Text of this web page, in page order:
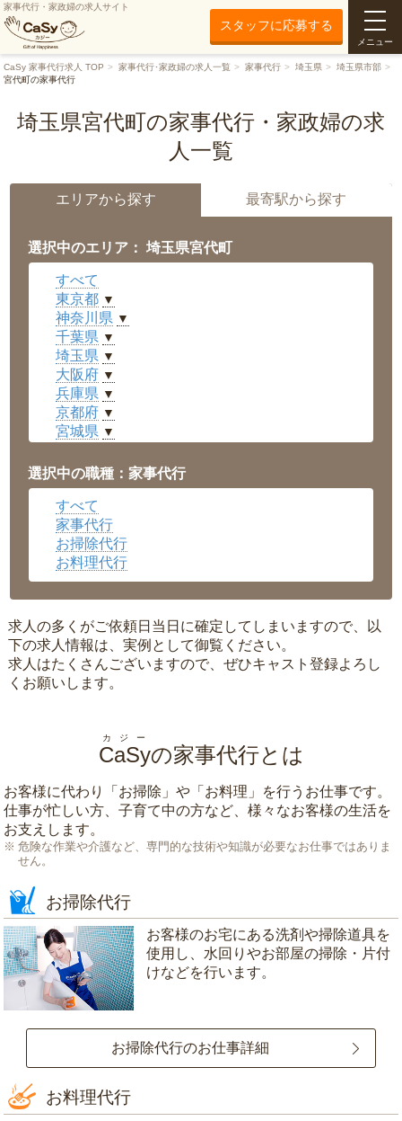
家事代行・家政婦の求人サイト
スタッフに応募する
メニュー
CaSy 家事代行求人 TOP 家事代行･家政婦の求人一覧 家事代行 埼玉県
埼玉県市部
宮代町の家事代行
埼玉県宮代町の家事代行・家政婦の求
人一覧
エリアから探す 最寄駅から探す
選択中のエリア： 埼玉県宮代町
すべて
東京都 ▼
神奈川県 ▼
千葉県 ▼
埼玉県 ▼
大阪府 ▼
兵庫県 ▼
京都府 ▼
宮城県 ▼
福井県 ▼
岡山県 ▼
広島県
沖縄県 ▼
選択中の職種：家事代行
すべて
家事代行
お掃除代行
お料理代行
求人の多くがご依頼日当日に確定してしまいますので、以
下の求人情報は、実例として御覧ください。
求人はたくさんございますので、ぜひキャスト登録よろし
くお願いします。
CaSy
カジー
の家事代行とは
お客様に代わり「 お掃除 」や「 お料理 」を行うお仕事です。
仕事が忙しい方、子育て中の方など、様々なお客様の生活を
お支えします。
危険な作業や介護など、専門的な技術や知識が必要なお仕事ではありま
せん。
お掃除代行
お客様のお宅にある洗剤や掃除道具を
使用し、水回りやお部屋の掃除・片付
けなどを行います。
お掃除代行のお仕事詳細
お料理代行